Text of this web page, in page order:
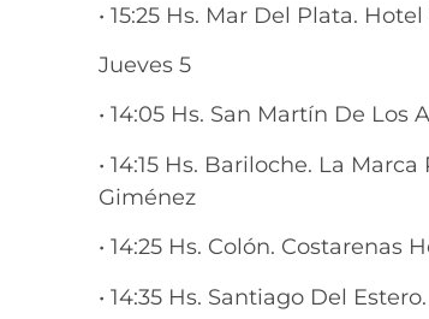
• 15:25 Hs. Mar Del Plata.
Jueves 5
• 14:05 Hs. San Martín De
• 14:15 Hs. Bariloche. La
Giménez
• 14:25 Hs. Colón.
• 14:35 Hs. Santiago Del